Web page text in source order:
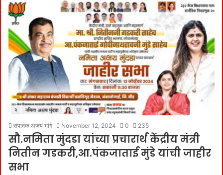
संपादक अजय भांगे November 12, 2024 0 235
सौ.नमिता मुंदडा यांच्या प्रचारार्थ केंद्रीय मंत्री
नितीन गडकरी,आ.पंकजाताई मुंडे यांची जाहीर
सभा